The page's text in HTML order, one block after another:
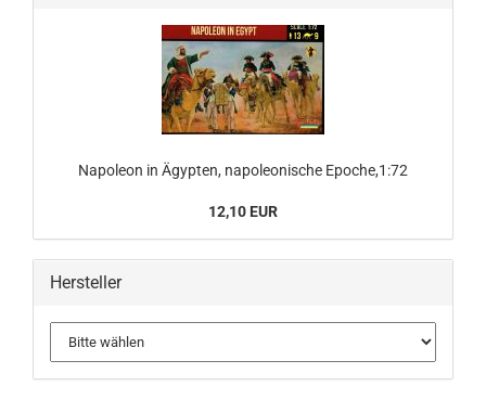
Napoleon in Ägypten, napoleonische Epoche,1:72
12,10 EUR
Hersteller